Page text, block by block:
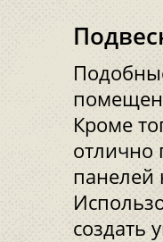
Кроме
отлично
панелей
создать